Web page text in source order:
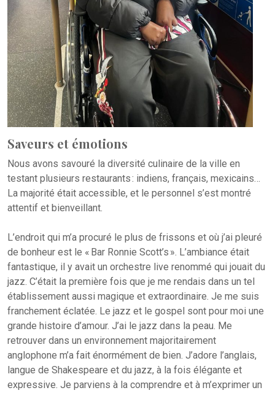
Saveurs et émotions
Nous avons savouré la diversité culinaire de la ville en
testant plusieurs restaurants : indiens, français, mexicains…
La majorité était accessible, et le personnel s’est montré
attentif et bienveillant.
L’endroit qui m’a procuré le plus de frissons et où j’ai pleuré
de bonheur est le « Bar Ronnie Scott’s ». L’ambiance était
fantastique, il y avait un orchestre live renommé qui jouait du
jazz. C’était la première fois que je me rendais dans un tel
établissement aussi magique et extraordinaire. Je me suis
franchement éclatée. Le jazz et le gospel sont pour moi une
grande histoire d’amour. J’ai le jazz dans la peau. Me
retrouver dans un environnement majoritairement
anglophone m’a fait énormément de bien. J’adore l’anglais,
langue de Shakespeare et du jazz, à la fois élégante et
expressive. Je parviens à la comprendre et à m’exprimer un